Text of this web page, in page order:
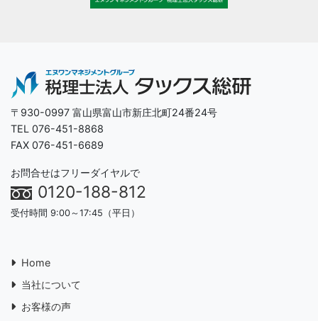
〒930-0997 富山県富山市新庄北町24番24号
TEL 076-451-8868
FAX 076-451-6689
お問合せはフリーダイヤルで
0120-188-812
受付時間 9:00～17:45（平日）
Home
当社について
お客様の声